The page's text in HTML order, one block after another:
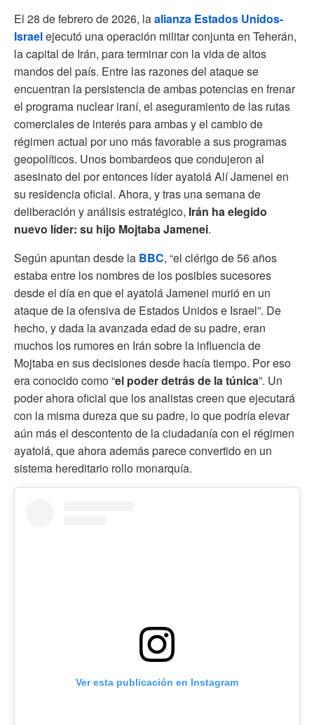
El 28 de febrero de 2026, laalianza Estados Unidos-
Israelejecutó una operación militar conjunta en Teherán,
la capital de Irán, para terminar con la vida de altos
mandos del país. Entre las razones del ataque se
encuentran la persistencia de ambas potencias en frenar
el programa nuclear iraní, el aseguramiento de las rutas
comerciales de interés para ambas y el cambio de
régimen actual por uno más favorable a sus programas
geopolíticos. Unos bombardeos que condujeron al
asesinato del por entonces líder ayatolá Alí Jamenei en
su residencia oficial. Ahora, y tras una semana de
deliberación y análisis estratégico, Irán ha elegido
nuevo líder: su hijo Mojtaba Jamenei.
Según apuntan desde la BBC, “el clérigo de 56 años
estaba entre los nombres de los posibles sucesores
desde el día en que el ayatolá Jamenei murió en un
ataque de la ofensiva de Estados Unidos e Israel”. De
hecho, y dada la avanzada edad de su padre, eran
muchos los rumores en Irán sobre la influencia de
Mojtaba en sus decisiones desde hacía tiempo. Por eso
era conocido como “el poder detrás de la túnica”. Un
poder ahora oficial que los analistas creen que ejecutará
con la misma dureza que su padre, lo que podría elevar
aún más el descontento de la ciudadanía con el régimen
ayatolá, que ahora además parece convertido en un
sistema hereditario rollo monarquía.
Ver esta publicación en Instagram